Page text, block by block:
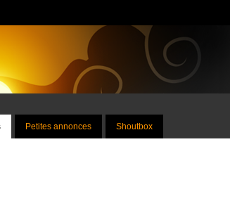
Petites annonces Shoutbox